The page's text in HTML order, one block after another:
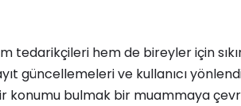
tedarikçileri hem de bireyler için
güncellemeleri ve kullanıcı
konumu bulmak bir muammaya